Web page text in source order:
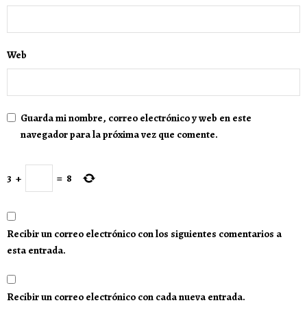
Web
Guarda mi nombre, correo electrónico y web en este
navegador para la próxima vez que comente.
3 + = 8
Recibir un correo electrónico con los siguientes comentarios a
esta entrada.
Recibir un correo electrónico con cada nueva entrada.